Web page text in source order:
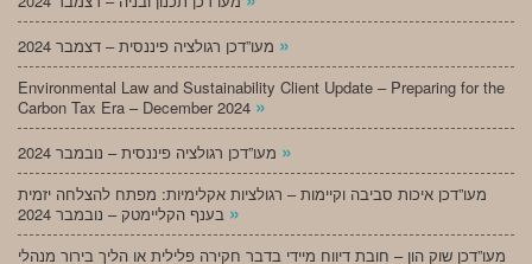
»
Environmental Law and Sustainability Client Update – Preparing for the
Carbon Tax Era – December 2024 »
»
מעו”דכן איכות סביבה וקיימות – רגולציות אקלימיות: מפתח להצלחה יזמית
»
מעו”דכן שוק הון – חובת דיווח מיידי בדבר חקירה פלילית או הליך בירור מנהלי